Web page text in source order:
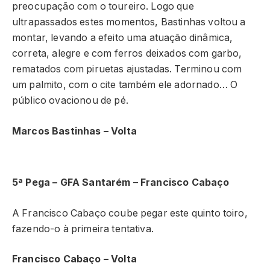
preocupação com o toureiro. Logo que
ultrapassados estes momentos, Bastinhas voltou a
montar, levando a efeito uma atuação dinâmica,
correta, alegre e com ferros deixados com garbo,
rematados com piruetas ajustadas. Terminou com
um palmito, com o cite também ele adornado… O
público ovacionou de pé.
Marcos Bastinhas – Volta
5ª Pega – GFA Santarém –Francisco Cabaço
A Francisco Cabaço coube pegar este quinto toiro,
fazendo-o à primeira tentativa.
Francisco Cabaço – Volta